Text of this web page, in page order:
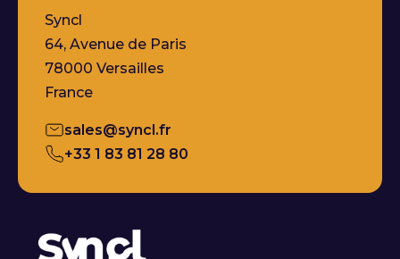
Syncl
64, Avenue de Paris
78000 Versailles
France
sales@syncl.fr
+33 1 83 81 28 80